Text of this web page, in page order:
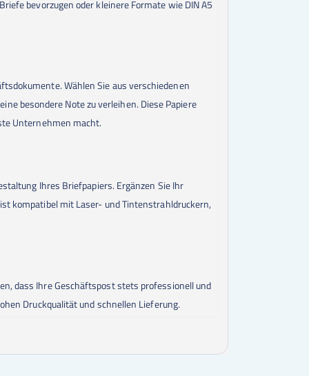
85000Stk.
0,01 €
300000 Stk.
0,01 €
400000Stk.
0,01 €
500000
bevorzugen oder kleinere Formate wie DIN A5
Wählen Sie aus verschiedenen
besondere Note zu verleihen. Diese Papiere
Unternehmen macht.
Ihres Briefpapiers. Ergänzen Sie Ihr
kompatibel mit Laser- und Tintenstrahldruckern,
dass Ihre Geschäftspost stets professionell und
Druckqualität und schnellen Lieferung.